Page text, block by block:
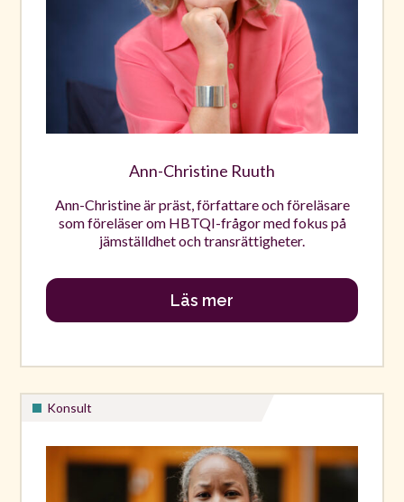
Ann-Christine Ruuth
Ann-Christine är präst, författare och föreläsare
som föreläser om HBTQI-frågor med fokus på
jämställdhet och transrättigheter.
Läs mer
Konsult